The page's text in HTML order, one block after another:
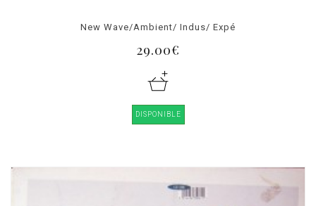
New Wave/Ambient/ Indus/ Expé
29.00€
DISPONIBLE